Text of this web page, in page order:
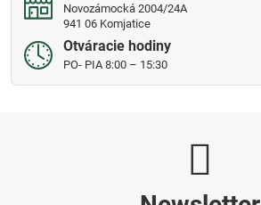
Novozámocká 2004/24A
941 06 Komjatice
Otváracie hodiny
PO- PIA 8:00 – 15:30